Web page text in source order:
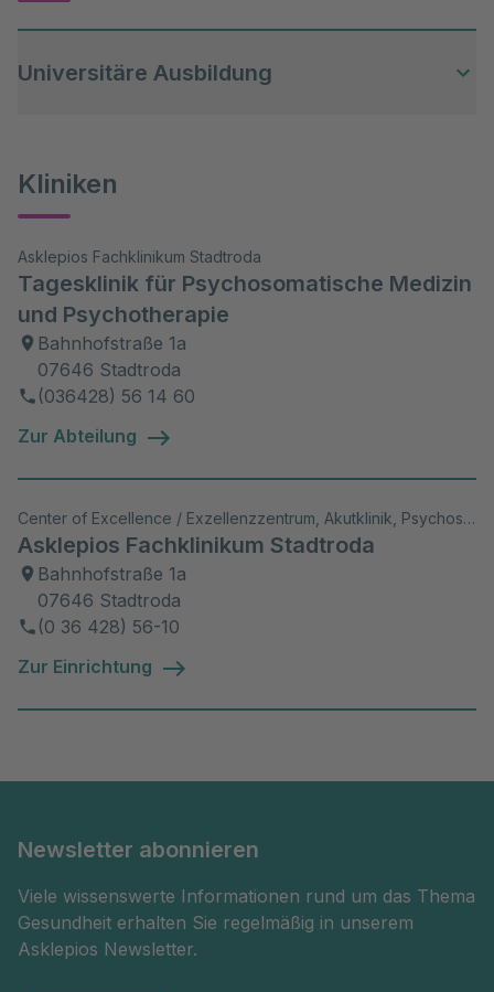
Universitäre Ausbildung
Trainer
Kliniken
Asklepios Fachklinikum Stadtroda
Tagesklinik für Psychosomatische Medizin
und Psychotherapie
Bahnhofstraße 1a
07646 Stadtroda
(036428) 56 14 60
Zur Abteilung
Center of Excellence / Exzellenzzentrum, Akutklinik, Psychosomatik/Psychiatrie, Wiss. Aktivitäten, Akad. Lehrkrankenhaus
Asklepios Fachklinikum Stadtroda
Bahnhofstraße 1a
07646 Stadtroda
(0 36 428) 56-10
Zur Einrichtung
Newsletter abonnieren
Viele wissenswerte Informationen rund um das Thema
Gesundheit erhalten Sie regelmäßig in unserem
Asklepios Newsletter.